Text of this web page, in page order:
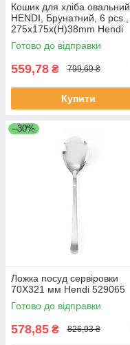
Кошик для хліба овальний,
HENDI, Брунатний, 6 pcs.,
275x175x(H)38mm Hendi
426296
Готово до відправки
559,78 ₴ 799,69 ₴
Купити
–30%
Ложка посуд сервіровки
70X321 мм Hendi 529065
Готово до відправки
578,85 ₴ 826,93 ₴